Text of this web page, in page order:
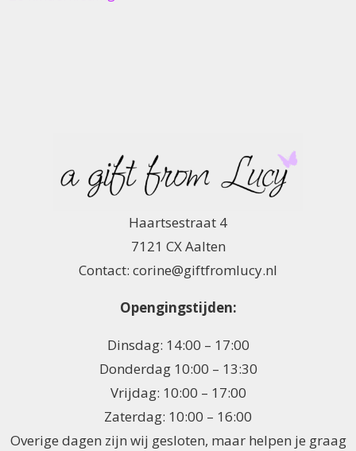
Haartsestraat 4
7121 CX Aalten
Contact: corine@giftfromlucy.nl
Opengingstijden:
Dinsdag: 14:00 – 17:00
Donderdag 10:00 – 13:30
Vrijdag: 10:00 – 17:00
Zaterdag: 10:00 – 16:00
Overige dagen zijn wij gesloten, maar helpen je graag